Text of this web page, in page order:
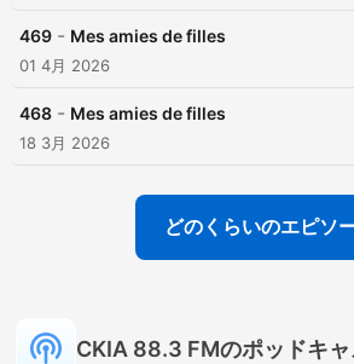
469 - Mes amies de filles
01 4月 2026
468 - Mes amies de filles
18 3月 2026
どのくらいのエピソ
CKIA 88.3 FMのポッドキャ